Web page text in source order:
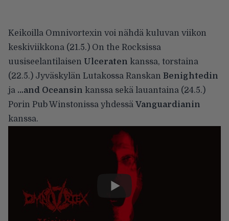
Keikoilla Omnivortexin voi nähdä kuluvan viikon
keskiviikkona (21.5.) On the Rocksissa
uusiseelantilaisen Ulceraten kanssa, torstaina
(22.5.) Jyväskylän Lutakossa Ranskan Benightedin
ja …and Oceansin kanssa sekä lauantaina (24.5.)
Porin Pub Winstonissa yhdessä Vanguardianin
kanssa.